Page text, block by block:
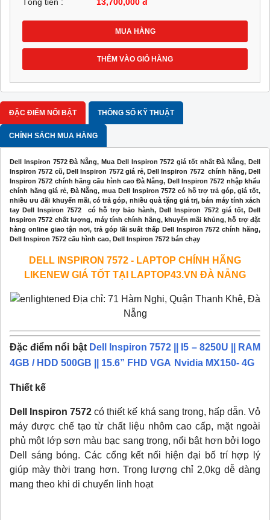
Tổng tiền : 13,700,000 đ
MUA HÀNG
THÊM VÀO GIỎ HÀNG
ĐẶC ĐIỂM NỔI BẬT THÔNG SỐ KỸ THUẬT
CHÍNH SÁCH MUA HÀNG
Dell Inspiron 7572 Đà Nẵng, Mua Dell Inspiron 7572 giá tốt nhất Đà Nẵng, Dell
Inspiron 7572 cũ, Dell Inspiron 7572 giá rẻ, Dell Inspiron 7572 chính hãng, Dell
Inspiron 7572 chính hãng cấu hình cao Đà Nẵng, Dell Inspiron 7572 nhập khẩu
chính hãng giá rẻ, Đà Nẵng, mua Dell Inspiron 7572 có hỗ trợ trả góp, giá tốt,
nhiều ưu đãi khuyến mãi, có trả góp, nhiều quà tặng giá trị, bán máy tính xách
tay Dell Inspiron 7572 có hỗ trợ bảo hành, Dell Inspiron 7572 giá tốt, Dell
Inspiron 7572 chất lượng, máy tính chính hãng, khuyến mãi khủng, hỗ trợ đặt
hàng online giao tận nơi, trả góp lãi suất thấp Dell Inspiron 7572 chính hãng,
Dell Inspiron 7572 cấu hình cao, Dell Inspiron 7572 bán chạy
DELL INSPIRON 7572 - LAPTOP CHÍNH HÃNG
LIKENEW GIÁ TỐT TẠI LAPTOP43.VN ĐÀ NẴNG
Địa chỉ: 71 Hàm Nghi, Quận Thanh Khê, Đà
Nẵng
Đặc điểm nổi bật Dell Inspiron 7572 || I5 – 8250U || RAM
4GB / HDD 500GB || 15.6” FHD VGA Nvidia MX150- 4G
Thiết kế
Dell Inspiron 7572 có thiết kế khá sang trọng, hấp dẫn. Vỏ
máy được chế tạo từ chất liệu nhôm cao cấp, mặt ngoài
phủ một lớp sơn màu bạc sang trọng, nổi bật hơn bởi logo
Dell sáng bóng. Các cổng kết nối hiện đại bố trí hợp lý
giúp mày thời trang hơn. Trọng lượng chỉ 2,0kg dễ dàng
mang theo khi di chuyển linh hoạt